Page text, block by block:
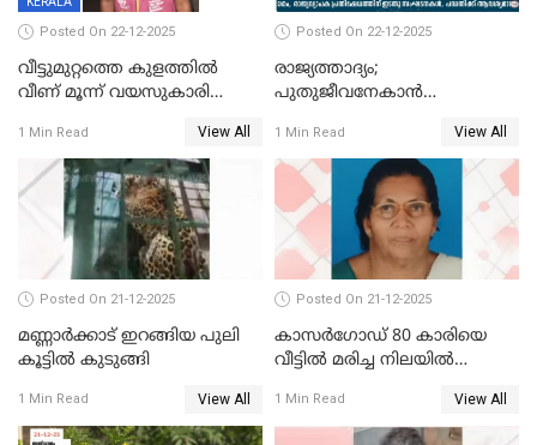
Posted On 22-12-2025
വീട്ടുമുറ്റത്തെ കുളത്തിൽ
വീണ് മൂന്ന് വയസുകാരി
1 Min Read View All
Posted On 22-12-2025
രാജ്യത്താദ്യം;
പുതുജീവനേകാൻ
എറണാകുളം സർക്കാർ
ജനറൽ
ആശുപത്രിയിലെത്തിച്ചു
1 Min Read View All
Posted On 21-12-2025
മണ്ണാർക്കാട് ഇറങ്ങിയ പുലി
കൂട്ടിൽ കുടുങ്ങി
1 Min Read View All
Posted On 21-12-2025
കാസർഗോഡ് 80 കാരിയെ
വീട്ടിൽ മരിച്ച നിലയിൽ
1 Min Read View All